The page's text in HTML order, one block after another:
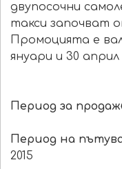
двупосочни
такси започват
Промоцията е
януари и 30 април
Период за
Период на
2015